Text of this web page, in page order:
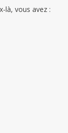
là, vous avez :